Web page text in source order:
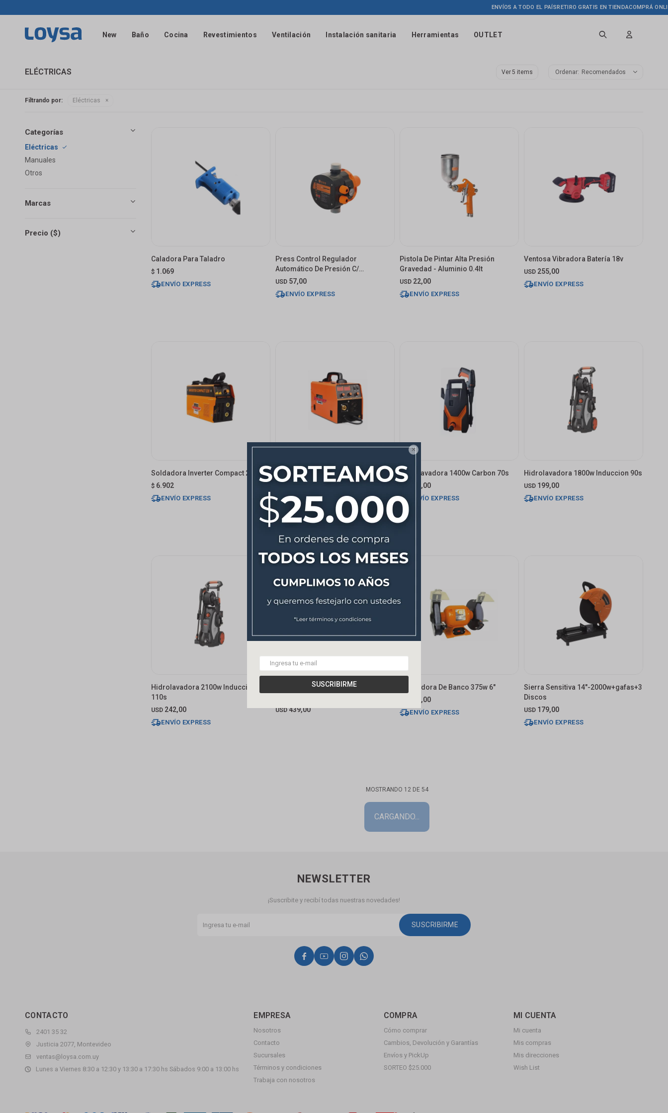

SUSCRIBIRME
New Baño Cocina Revestimientos Ventilación Instalación sanitaria Herramientas OUTLET
ENVÍOS A TODO EL PAÍSRETIRO GRATIS EN TIENDACOMPRÁ ONLINE
ELÉCTRICAS Ver Recomendados
Filtrando por: Eléctricas
Caladora Para Taladro
$ 1.069
ENVÍO EXPRESS
Press Control Regulador
Automático De Presión C/
Temporizador
USD 57,00
ENVÍO EXPRESS
Pistola De Pintar Alta Presión
Gravedad - Aluminio 0.4lt
USD 22,00
ENVÍO EXPRESS
Ventosa Vibradora Batería 18v
USD 255,00
ENVÍO EXPRESS
Soldadora Inverter Compact 220
$ 6.902
ENVÍO EXPRESS
Soldadora Evomig-175pro: 160
Amp/mma140
USD 499,00
ENVÍO EXPRESS
Hidrolavadora 1400w Carbon 70s
90,00
ENVÍO EXPRESS
Hidrolavadora 1800w Induccion 90s
USD 199,00
ENVÍO EXPRESS
Hidrolavadora 2100w Induccion
110s
USD 242,00
ENVÍO EXPRESS
Hidrolavadora 3200w Inducción
USD 439,00
Amoladora De Banco 375w 6"
69,00
ENVÍO EXPRESS
Sierra Sensitiva 14"-2000w+gafas+3
Discos
USD 179,00
ENVÍO EXPRESS
MOSTRANDO 12DE 54
Categorías
Eléctricas
Manuales
Otros
Marcas
Precio ($)
CONTACTO
2401 35 32
Justicia 2077, Montevideo
ventas@loysa.com.uy
Lunes a Viernes 8:30 a 12:30 y 13:30 a 17:30 hs Sábados 9:00 a 13:00 hs
EMPRESA
Nosotros
Contacto
Sucursales
Términos y condiciones
Trabaja con nosotros
COMPRA
Cómo comprar
Cambios, Devolución y Garantías
Envíos y PickUp
SORTEO $25.000
MI CUENTA
Mi cuenta
Mis compras
Mis direcciones
Wish List
NEWSLETTER
¡Suscribite y recibí todas nuestras novedades!
SUSCRIBIRME
   